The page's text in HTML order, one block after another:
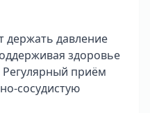
держать давление
здоровье
Регулярный приём
сосудистую